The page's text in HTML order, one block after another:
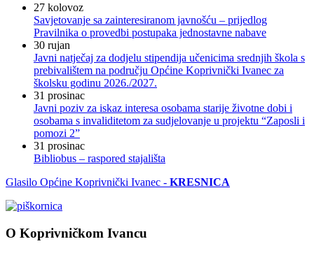
27 kolovoz
Savjetovanje sa zainteresiranom javnošću – prijedlog
Pravilnika o provedbi postupaka jednostavne nabave
30 rujan
Javni natječaj za dodjelu stipendija učenicima srednjih škola s
prebivalištem na području Općine Koprivnički Ivanec za
školsku godinu 2026./2027.
31 prosinac
Javni poziv za iskaz interesa osobama starije životne dobi i
osobama s invaliditetom za sudjelovanje u projektu “Zaposli i
pomozi 2”
31 prosinac
Bibliobus – raspored stajališta
Glasilo Općine Koprivnički Ivanec - KRESNICA
O Koprivničkom Ivancu